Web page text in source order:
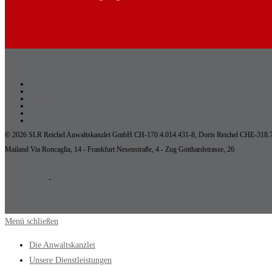
© 2026 SLR Reichel Anwaltskanzlei GmbH CH-170.4.014.431-8, Doris Reichel CHE-
Mailand Via Roncaglia, 14 - Frankfurt Nesenstraße, 4 - Zug Gotthardstrasse, 26
-
Menü schließen
Die Anwaltskanzlei
Unsere Dienstleistungen